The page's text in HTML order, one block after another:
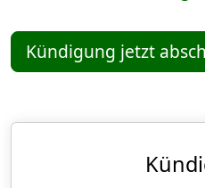
Kündigung jetzt